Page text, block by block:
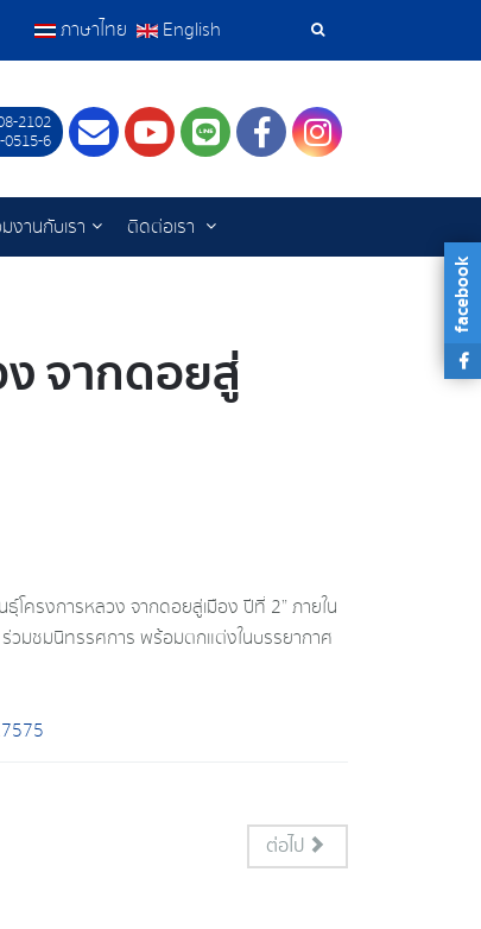
เครื่อง
ค้นหา
ภาษาไทย English
2102
0515-6
ContactYoutube
LINEFacebookInstagram
งานกับเรา ติดต่อเรา
จากดอยสู่
ครงการหลวง จากดอยสู่เมือง ปีที่ 2” ภายใน
วมชมนิทรรศการ พร้อมตกแต่งในบรรยากาศ
ต่อไป
facebook